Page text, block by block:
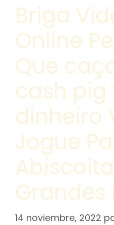
Briga
Online
Que
cash pig
dinheiro
Jogue
Grandes
14 noviembre, 2022